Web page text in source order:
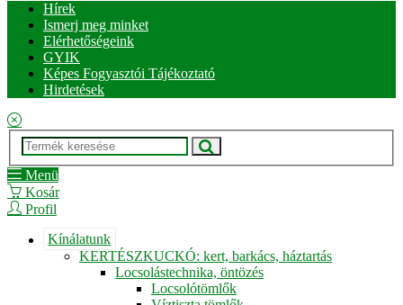
Hírek
Ismerj meg minket
Elérhetőségeink
GYIK
Képes Fogyasztói Tájékoztató
Hirdetések
Menü
Kosár
Profil
Kínálatunk
KERTÉSZKUCKÓ: kert, barkács, háztartás
Locsolástechnika, öntözés
Locsolótömlők